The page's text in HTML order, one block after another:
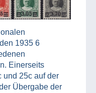
1935 6
Einerseits
und 25c auf der
Übergabe der